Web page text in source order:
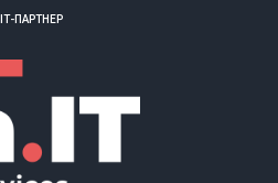
ІТ-ПАРТНЕР